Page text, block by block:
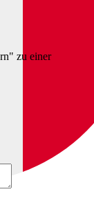
zu einer